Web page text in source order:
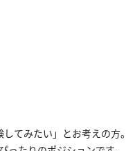
てみたい」とお考えの方。